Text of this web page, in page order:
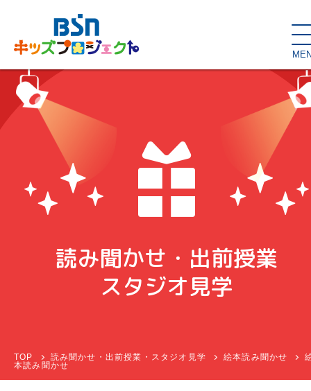
SDGs de
はぐくむコラム
キッズが主役！
親バカグラム 動画コンテンツ キッズイベント
読み聞かせ・出前授業
スタジオ見学
ハロー
子育て応援隊！
お問い合わせ
読み聞かせ・出前授業
スタジオ見学
TOP 読み聞かせ・出前授業・スタジオ見学 絵本読み聞かせ
本読み聞かせ